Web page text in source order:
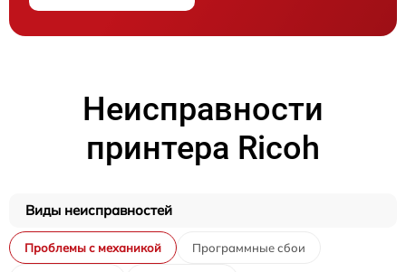
Неисправности
принтера Ricoh
Виды неисправностей
Проблемы с механикой Программные сбои